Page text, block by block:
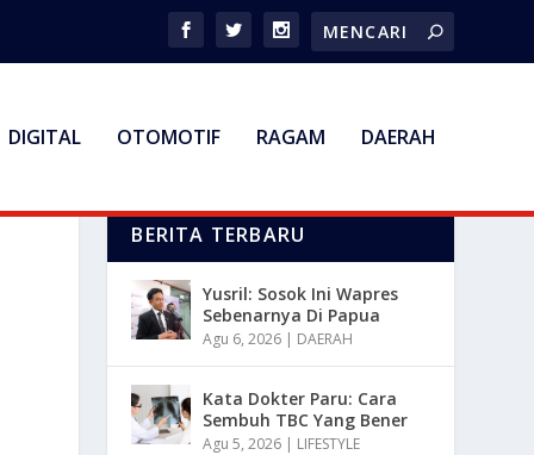
DIGITAL OTOMOTIF RAGAM DAERAH
BERITA TERBARU
Yusril: Sosok Ini Wapres
Sebenarnya Di Papua
Agu 6, 2026 | DAERAH
Kata Dokter Paru: Cara
Sembuh TBC Yang Bener
Agu 5, 2026 | LIFESTYLE